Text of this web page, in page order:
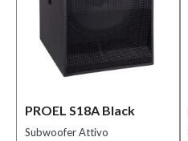
Sottocategoria
Ricambi per
Amplificatori
PROEL S18A Black
Subwoofer Attivo